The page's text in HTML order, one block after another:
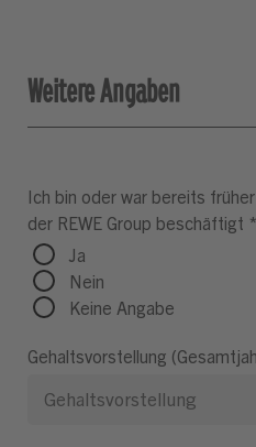
Weitere Angaben
Ich bin oder war bereits
der REWE Group beschäftigt *
Ja
Nein
Keine Angabe
Gehaltsvorstellung